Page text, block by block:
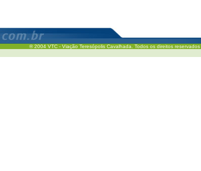
® 2004 VTC - Viação Teresópolis Cavalhada. Todos os direitos reservados